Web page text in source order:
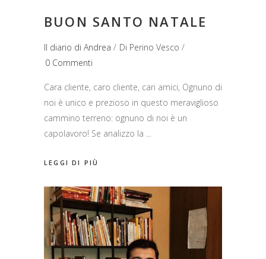
BUON SANTO NATALE
Il diario di Andrea Di Perino Vesco
0 Commenti
Cara cliente, caro cliente, cari amici, Ognuno di
noi è unico e prezioso in questo meraviglioso
cammino terreno: ognuno di noi è un
capolavoro! Se analizzo la
LEGGI DI PIÙ